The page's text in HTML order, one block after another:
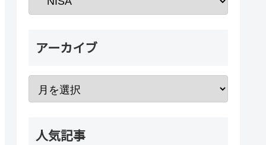
アーカイブ
人気記事